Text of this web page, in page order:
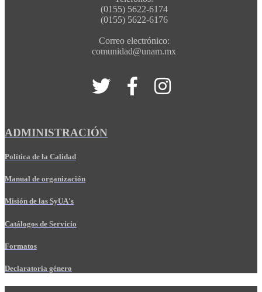
(0155) 5622-6174
(0155) 5622-6176
Correo electrónico:
comunidad@unam.mx
ADMINISTRACIÓN
Política de la Calidad
Manual de organización
Misión de las SyUA's
Catálogos de Servicio
Formatos
Declaratoria género